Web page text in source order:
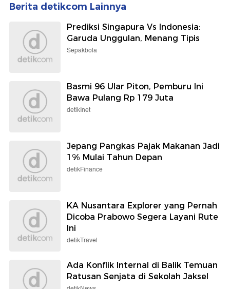
Berita detikcom Lainnya
Prediksi Singapura Vs Indonesia:
Garuda Unggulan, Menang Tipis
Sepakbola
Basmi 96 Ular Piton, Pemburu Ini
Bawa Pulang Rp 179 Juta
detikInet
Jepang Pangkas Pajak Makanan Jadi
1% Mulai Tahun Depan
detikFinance
KA Nusantara Explorer yang Pernah
Dicoba Prabowo Segera Layani Rute
Ini
detikTravel
Ada Konflik Internal di Balik Temuan
Ratusan Senjata di Sekolah Jaksel